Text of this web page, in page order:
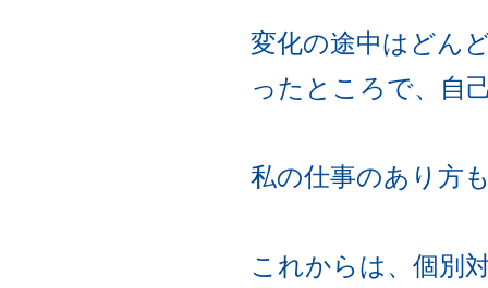
変化の途中はどん
ったところで、自
私の仕事のあり方
これからは、個別